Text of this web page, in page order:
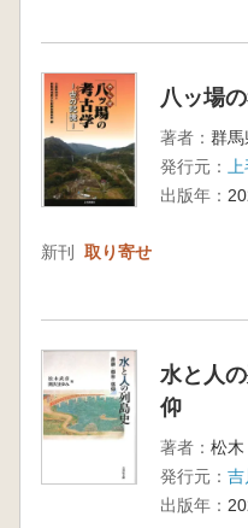
八ッ場
著者： 群馬
発行元：
出版年：
新刊 取り寄せ
水と人
仰
著者： 松
発行元： 吉
出版年：